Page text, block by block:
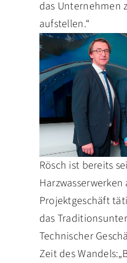
das Unternehmen
aufstellen.“
Rösch ist bereits
Projektgeschäft
das
Technischer
Zeit des